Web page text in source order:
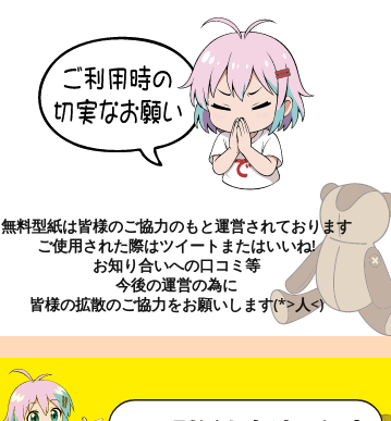
無料型紙は皆様のご協力のもと運営されております
ご使用された際はツイートまたはいいね!
お知り合いへの口コミ等
今後の運営の為に
皆様の拡散のご協力をお願いします(*>人<)